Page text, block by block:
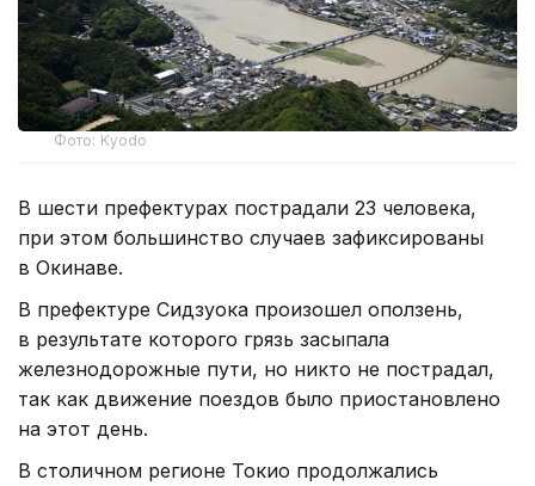
Фото: Kyodo
В шести префектурах пострадали 23 человека,
при этом большинство случаев зафиксированы
в Окинаве.
В префектуре Сидзуока произошел оползень,
в результате которого грязь засыпала
железнодорожные пути, но никто не пострадал,
так как движение поездов было приостановлено
на этот день.
В столичном регионе Токио продолжались